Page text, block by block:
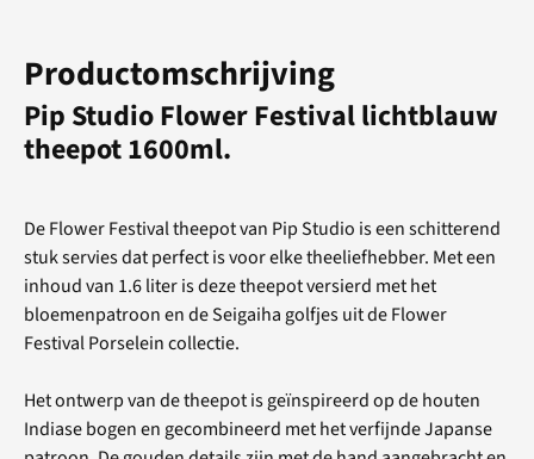
Productomschrijving
Pip Studio Flower Festival lichtblauw
theepot 1600ml.
De Flower Festival theepot van Pip Studio is een schitterend
stuk servies dat perfect is voor elke theeliefhebber. Met een
inhoud van 1.6 liter is deze theepot versierd met het
bloemenpatroon en de Seigaiha golfjes uit de Flower
Festival Porselein collectie.
Het ontwerp van de theepot is geïnspireerd op de houten
Indiase bogen en gecombineerd met het verfijnde Japanse